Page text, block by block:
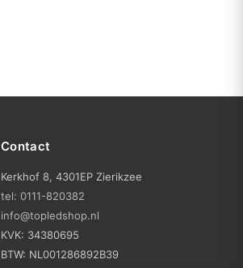
Contact
Kerkhof 8, 4301EP Zierikzee
tel: 0111-820382
info@topledshop.nl
KVK: 34380695
BTW: NL001286892B39